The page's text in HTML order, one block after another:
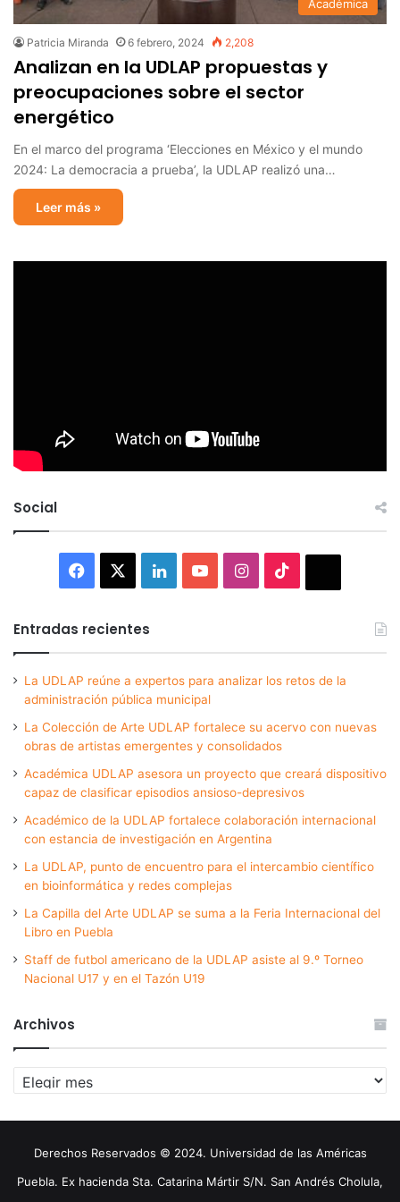
Académica
Patricia Miranda 6 febrero, 2024 2,208
Analizan en la UDLAP propuestas y
preocupaciones sobre el sector
energético
En el marco del programa ‘Elecciones en México y el mundo
2024: La democracia a prueba’, la UDLAP realizó una…
Leer más »
Social
Facebook LinkedInYouTubeInstagram
Entradas recientes
La UDLAP reúne a expertos para analizar los retos de la
administración pública municipal
La Colección de Arte UDLAP fortalece su acervo con nuevas
obras de artistas emergentes y consolidados
Académica UDLAP asesora un proyecto que creará dispositivo
capaz de clasificar episodios ansioso-depresivos
Académico de la UDLAP fortalece colaboración internacional
con estancia de investigación en Argentina
La UDLAP, punto de encuentro para el intercambio científico
en bioinformática y redes complejas
La Capilla del Arte UDLAP se suma a la Feria Internacional del
Libro en Puebla
Staff de futbol americano de la UDLAP asiste al 9.º Torneo
Nacional U17 y en el Tazón U19
Archivos
Archivos
Derechos Reservados © 2024. Universidad de las Américas
Puebla. Ex hacienda Sta. Catarina Mártir S/N. San Andrés Cholula,